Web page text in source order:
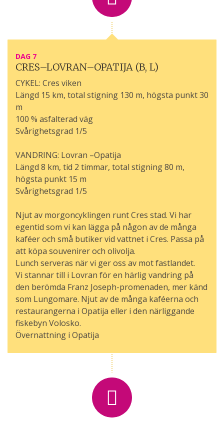
DAG 7
CRES–LOVRAN–OPATIJA (B, L)
CYKEL: Cres viken
Längd 15 km, total stigning 130 m, högsta punkt 30
m
100 % asfalterad väg
Svårighetsgrad 1/5
VANDRING: Lovran –Opatija
Längd 8 km, tid 2 timmar, total stigning 80 m,
högsta punkt 15 m
Svårighetsgrad 1/5
Njut av morgoncyklingen runt Cres stad. Vi har
egentid som vi kan lägga på någon av de många
kaféer och små butiker vid vattnet i Cres. Passa på
att köpa souvenirer och olivolja.
Lunch serveras när vi ger oss av mot fastlandet.
Vi stannar till i Lovran för en härlig vandring på
den berömda Franz Joseph-promenaden, mer känd
som Lungomare. Njut av de många kaféerna och
restaurangerna i Opatija eller i den närliggande
fiskebyn Volosko.
Övernattning i Opatija